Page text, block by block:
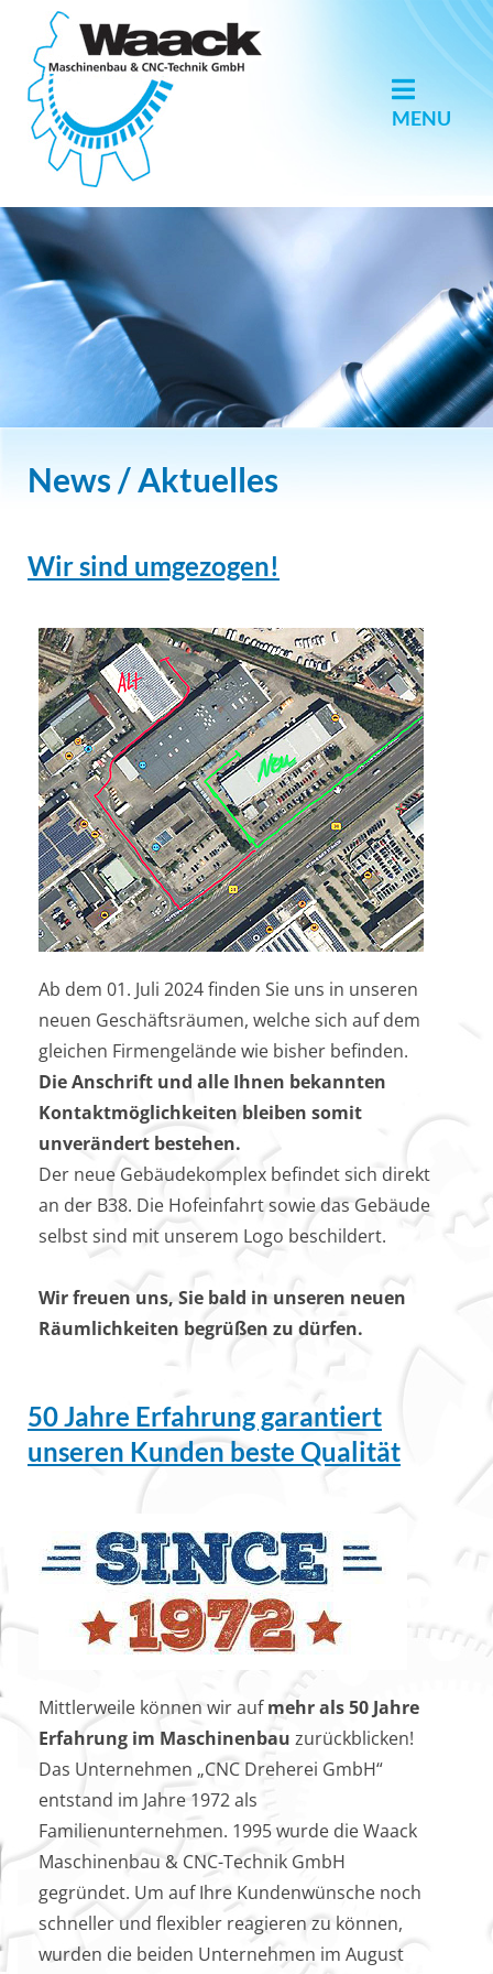
content
MENU
News / Aktuelles
Wir sind umgezogen!
Ab dem 01. Juli 2024 finden Sie uns in unseren
neuen Geschäftsräumen, welche sich auf dem
gleichen Firmengelände wie bisher befinden.
Die Anschrift und alle Ihnen bekannten
Kontaktmöglichkeiten bleiben somit
unverändert bestehen.
Der neue Gebäudekomplex befindet sich direkt
an der B38. Die Hofeinfahrt sowie das Gebäude
selbst sind mit unserem Logo beschildert.
Wir freuen uns, Sie bald in unseren neuen
Räumlichkeiten begrüßen zu dürfen.
50 Jahre Erfahrung garantiert
unseren Kunden beste Qualität
Mittlerweile können wir aufmehr als 50 Jahre
Erfahrung im Maschinenbau zurückblicken!
Das Unternehmen „CNC Dreherei GmbH“
entstand im Jahre 1972 als
Familienunternehmen. 1995 wurde die Waack
Maschinenbau & CNC-Technik GmbH
gegründet. Um auf Ihre Kundenwünsche noch
schneller und flexibler reagieren zu können,
wurden die beiden Unternehmen im August